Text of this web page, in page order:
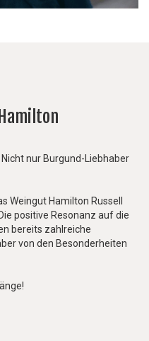
nur Burgund-Liebhaber
Weingut Hamilton Russell
positive Resonanz auf die
bereits zahlreiche
von den Besonderheiten